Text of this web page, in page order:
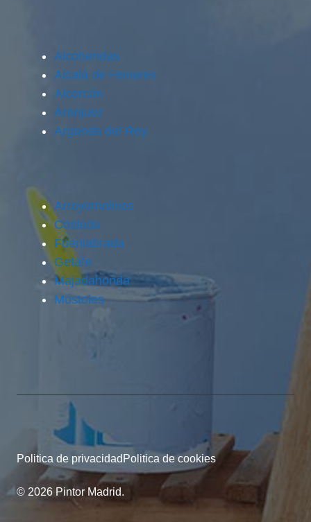
Alcobendas
Alcalá de Henares
Alcorcón
Aranjuez
Arganda del Rey
Arroyomolinos
Coslada
Fuenlabrada
Getafe
Majadahonda
Móstoles
© 2026 Pintor Madrid.
Politica de privacidad Politica de cookies